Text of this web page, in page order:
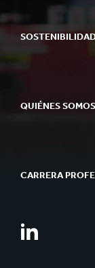
QUIÉNES SOMOS
CARRERA